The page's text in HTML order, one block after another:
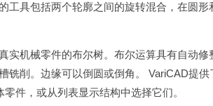
工具包括两个轮廓之间的旋转混合，在圆
实机械零件的布尔树。布尔运算具有自动
铣削。边缘可以倒圆或倒角。 VariCAD提
件，或从列表显示结构中选择它们。